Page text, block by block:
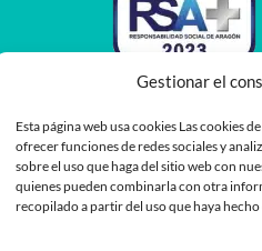
Gestionar el
Esta página web usa cookies Las cookies
ofrecer funciones de redes sociales y
sobre el uso que haga del sitio web con
quienes pueden combinarla con otra
recopilado a partir del uso que haya hecho